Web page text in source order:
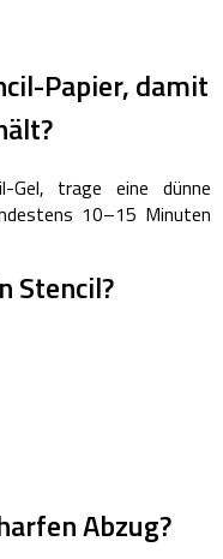
Papier, damit
Gel, trage eine dünne
10–15 Minuten
Stencil?
Abzug?